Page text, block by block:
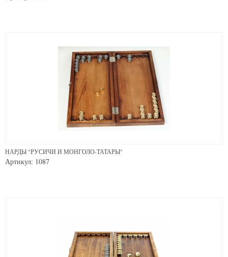
НАРДЫ "РУСИЧИ И МОНГОЛО-ТАТАРЫ"
Артикул: 1087